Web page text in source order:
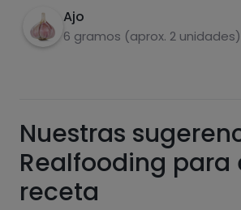
Ajo
6 gramos (aprox. 2 unidades)
Pásate al PLUS
Nuestras
Realfooding para
receta